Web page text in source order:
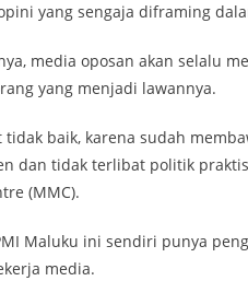
yang sengaja diframing
media oposan akan selalu
yang menjadi lawannya.
tidak baik, karena sudah
dan tidak terlibat politik
(MMC).
Maluku ini sendiri punya
media.